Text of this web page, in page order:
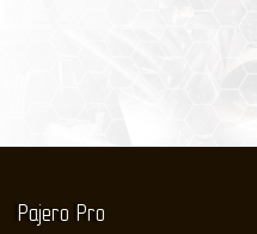
Pajero Pro